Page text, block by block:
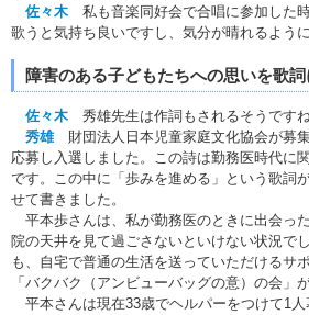
佐々木 私も音楽同好会で合唱に参加した
歌うと気持ち良いですし、気分が晴れるよう
障害のある子どもたちへの思いを歌詞
佐々木 秀雄先生は作詞もされるそうです
秀雄財団法人日本児童家庭文化協会が募
応募し入選しました。この詩は勤務医時代に
です。この中に「歩みを進める」という歌詞
せて書きました。
平本歩さんは、私が勤務医のときに出会っ
院の天井を見て過ごさないといけない状況で
も、自宅で普通の生活を送っていただけるサ
「バクバク（アンビューバッグの意）の会
平本さんは現在33歳でヘルパーをつけて1